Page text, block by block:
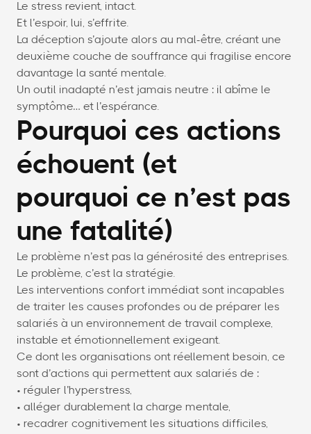
Le stress revient, intact.
Et l’espoir, lui, s’effrite.
La déception s’ajoute alors au mal-être, créant une
deuxième couche de souffrance qui fragilise encore
davantage la santé mentale.
Un outil inadapté n’est jamais neutre : il abîme le
symptôme… et l’espérance.
Pourquoi ces actions
échouent (et
pourquoi ce n’est pas
une fatalité)
Le problème n’est pas la générosité des entreprises.
Le problème, c’est la stratégie.
Les interventions confort immédiat sont incapables
de traiter les causes profondes ou de préparer les
salariés à un environnement de travail complexe,
instable et émotionnellement exigeant.
Ce dont les organisations ont réellement besoin, ce
sont d’actions qui permettent aux salariés de :
• réguler l’hyperstress,
• alléger durablement la charge mentale,
• recadrer cognitivement les situations difficiles,